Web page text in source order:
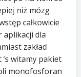
niż mózg
całkowicie
aplikacji dla
zakład
witamy pakiet
monofosforan